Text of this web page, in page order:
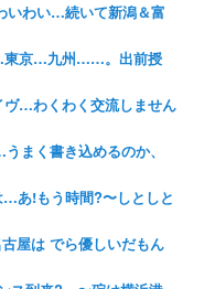
いわい…続いて新潟＆富
東京…九州……。出前授
ヴ…わくわく交流しません
まく書き込めるのか、
あ!もう時間?〜しとしと
屋は でら優しいだもん